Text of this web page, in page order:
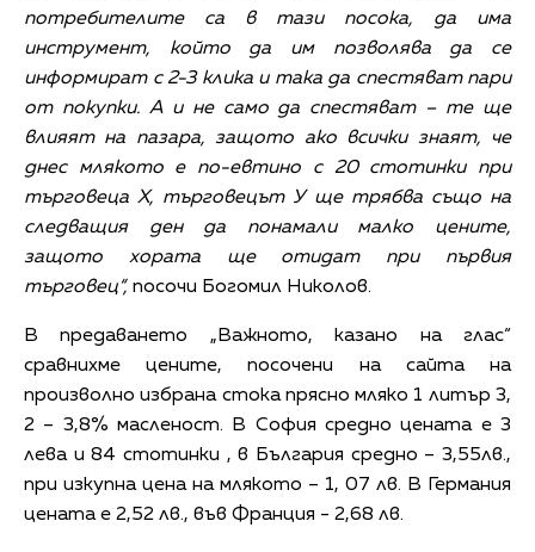
потребителите са в тази посока, да има
инструмент, който да им позволява да се
информират с 2-3 клика и така да спестяват пари
от покупки. А и не само да спестяват – те ще
влияят на пазара, защото ако всички знаят, че
днес млякото е по-евтино с 20 стотинки при
търговеца Х, търговецът У ще трябва също на
следващия ден да понамали малко цените,
защото хората ще отидат при първия
търговец“, посочи Богомил Николов.
В предаването „Важното, казано на глас“
сравнихме цените, посочени на сайта на
произволно избрана стока прясно мляко 1 литър 3,
2 – 3,8% масленост. В София средно цената е 3
лева и 84 стотинки , в България средно – 3,55лв.,
при изкупна цена на млякото – 1, 07 лв. В Германия
цената е 2,52 лв., във Франция - 2,68 лв.